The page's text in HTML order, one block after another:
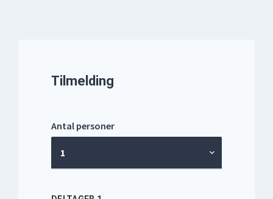
Tilmelding
Antal personer
1